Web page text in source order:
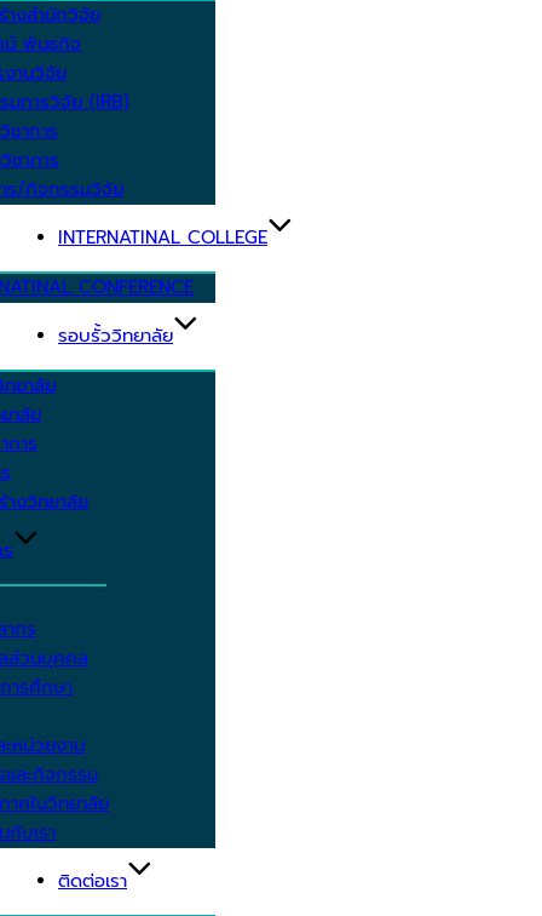
างสำนักวิจัย
น์ พันธกิจ
งานวิจัย
มการวิจัย (IRB)
ชาการ
ชาการ
ร/กิจกรรมวิจัย
INTERNATINAL COLLEGE
CONFERENCE
รอบรั้ววิทยาลัย
ทยาลัย
าลัย
การ
างวิทยาลัย
กร
ส่วนบุคคล
ารศึกษา
หน่วยงาน
และกิจกรรม
าศในวิทยาลัย
กับเรา
ติดต่อเรา